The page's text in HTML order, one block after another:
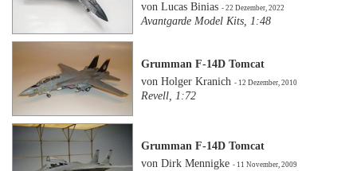
von Lucas Binias- 22 Dezember, 2022
Avantgarde Model Kits, 1:48
Grumman F-14D Tomcat
von Holger Kranich- 12 Dezember, 2010
Revell, 1:72
Grumman F-14D Tomcat
von Dirk Mennigke- 11 November, 2009